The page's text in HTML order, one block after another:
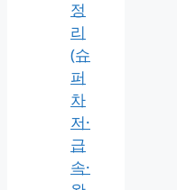
정
리
(슈
퍼
차
저·
급
속·